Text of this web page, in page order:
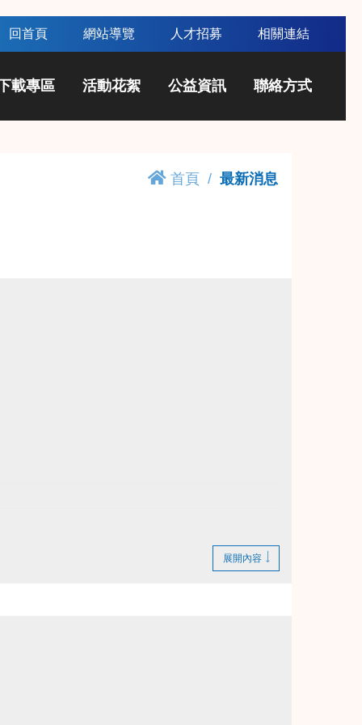
回首頁 網站導覽 人才招募 相關連結
載專區 活動花絮 公益資訊 聯絡方式
首頁 最新消息
憑證及發票至本中心辦理退費。
展開內容